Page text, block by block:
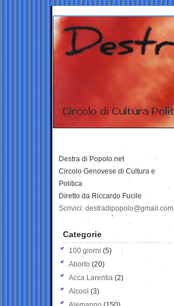
Destra di Popolo.net
Circolo Genovese di Cultura e
Politica
Diretto da Riccardo Fucile
Scrivici: destradipopolo@gmail.com
Categorie
100 giorni (5)
Aborto (20)
Acca Larentia (2)
Alcool (3)